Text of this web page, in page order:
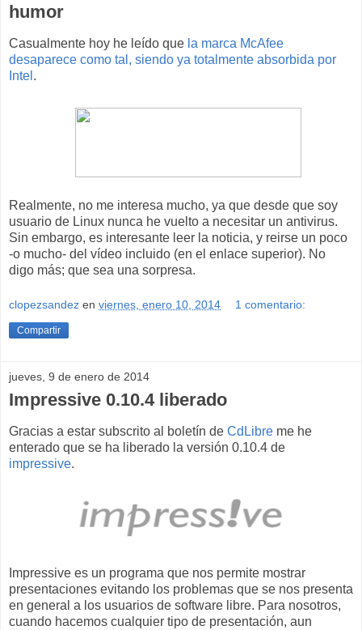
humor
Casualmente hoy he leído que la marca McAfee
desaparece como tal, siendo ya totalmente absorbida por
Intel .
Realmente, no me interesa mucho, ya que desde que soy
usuario de Linux nunca he vuelto a necesitar un antivirus.
Sin embargo, es interesante leer la noticia, y reirse un poco
-o mucho- del vídeo incluido (en el enlace superior). No
digo más; que sea una sorpresa.
clopezsandez en viernes, enero 10, 2014 1 comentario:
Compartir
jueves, 9 de enero de 2014
Impressive 0.10.4 liberado
Gracias a estar subscrito al boletín de CdLibre me he
enterado que se ha liberado la versión 0.10.4 de
impressive.
Impressive es un programa que nos permite mostrar
presentaciones evitando los problemas que se nos presenta
en general a los usuarios de software libre. Para nosotros,
cuando hacemos cualquier tipo de presentación, aun